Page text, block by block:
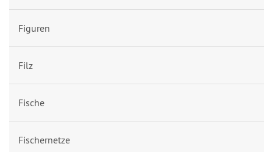
Figuren
Filz
Fische
Fischernetze